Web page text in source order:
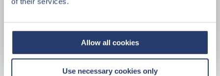
Allow all cookies
Use necessary cookies only
Plattegrond
Deze cottage wordt ook te koop aangeboden via onze